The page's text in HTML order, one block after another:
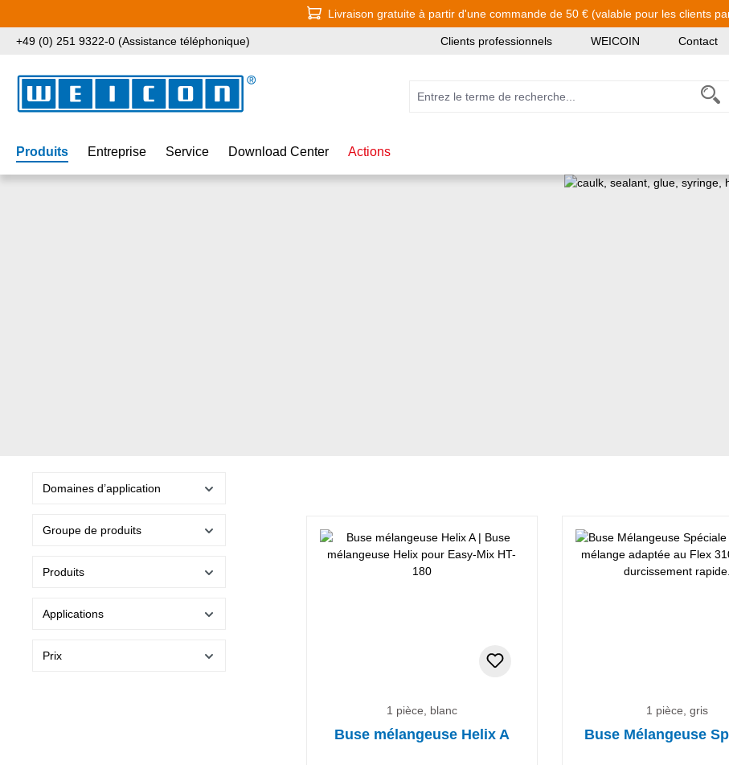
Livraison gratuite à partir d'une commande de 50 € (valable pour les clients
+49 (0) 251 9322-0 (Assistance téléphonique) Clients professionnels WEICOIN Contact
Produits Entreprise Service Download Center Actions
Domaines d’application
Groupe de produits
Produits
Applications
Prix
1 pièce, blanc
Buse mélangeuse Helix A
1 pièce, gris
Buse Mélangeuse